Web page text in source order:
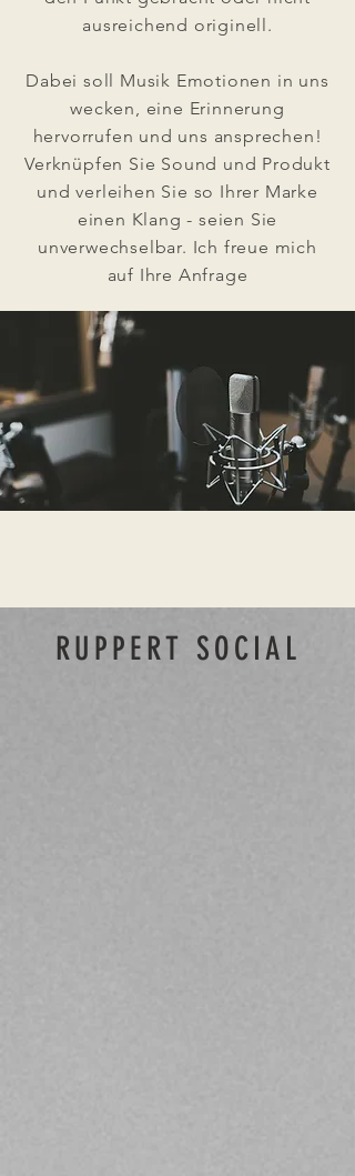
ausreichend originell.
Dabei soll Musik Emotionen in uns
wecken, eine Erinnerung
hervorrufen und uns ansprechen!
Verknüpfen Sie Sound und Produkt
und verleihen Sie so Ihrer Marke
einen Klang - seien Sie
unverwechselbar. Ich freue mich
auf Ihre Anfrage
RUPPERT SOCIAL